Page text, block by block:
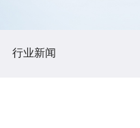
行业新闻